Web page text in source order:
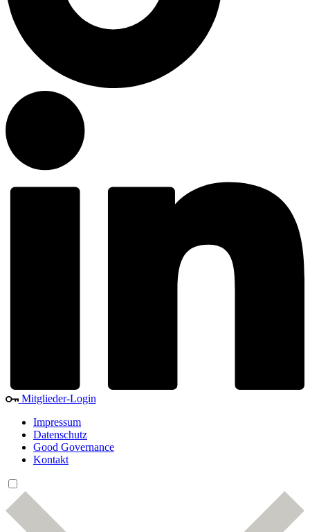
Mitglieder-Login
Impressum
Datenschutz
Good Governance
Kontakt